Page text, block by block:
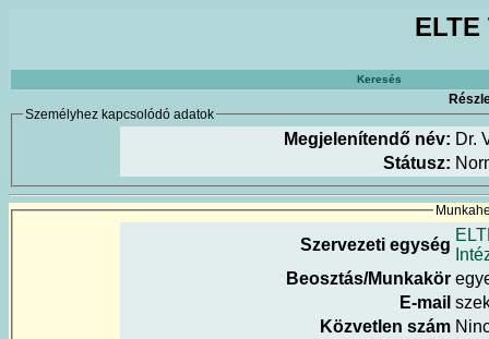
Keresés
Személyhez kapcsolódó adatok
Megjelenítendő név: Dr.
Státusz:
Szervezeti egység
Beosztás/Munkakör
E-mail
Közvetlen szám